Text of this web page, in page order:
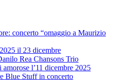
concerto “omaggio a Maurizio
il 23 dicembre
Rea Chansons Trio
l’11 dicembre 2025
Blue Stuff in concerto